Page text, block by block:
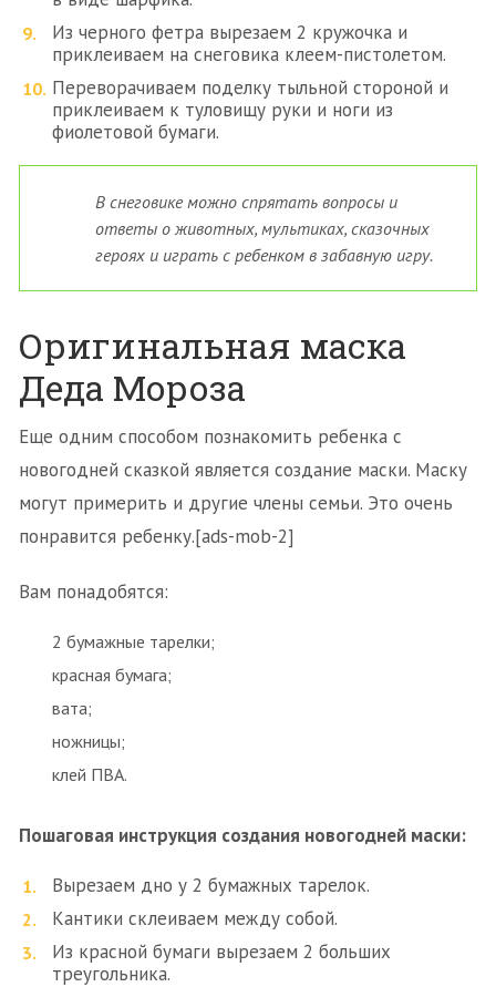
Из черного фетра вырезаем 2 кружочка и
приклеиваем на снеговика клеем-пистолетом.
Переворачиваем поделку тыльной стороной и
приклеиваем к туловищу руки и ноги из
фиолетовой бумаги.
В снеговике можно спрятать вопросы и
ответы о животных, мультиках, сказочных
героях и играть с ребенком в забавную игру.
Оригинальная маска
Деда Мороза
Еще одним способом познакомить ребенка с
новогодней сказкой является создание маски. Маску
могут примерить и другие члены семьи. Это очень
понравится ребенку.[ads-mob-2]
Вам понадобятся:
2 бумажные тарелки;
красная бумага;
вата;
ножницы;
клей ПВА.
Пошаговая инструкция создания новогодней маски:
Вырезаем дно у 2 бумажных тарелок.
Кантики склеиваем между собой.
Из красной бумаги вырезаем 2 больших
треугольника.